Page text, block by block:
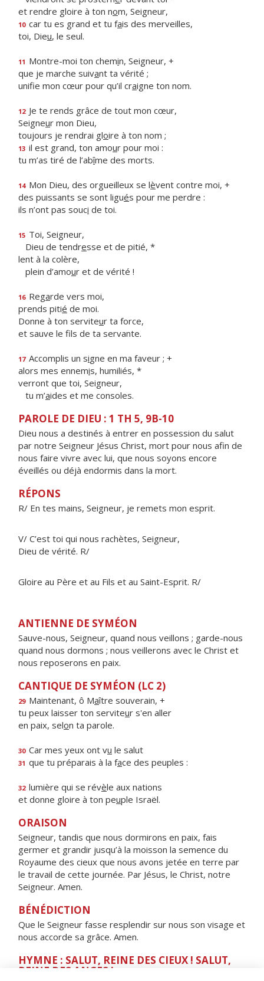
et rendre gloire à ton nom, Seigneur,
10 car tu es grand et tu fais des merveilles,
toi, Dieu, le seul.
11 Montre-moi ton chemin, Seigneur, +
que je marche suivant ta vérité ;
unifie mon cœur pour qu’il craigne ton nom.
12 Je te rends grâce de tout mon cœur,
Seigneur mon Dieu,
toujours je rendrai gloire à ton nom ;
13 il est grand, ton amour pour moi :
tu m’as tiré de l’abîme des morts.
14 Mon Dieu, des orgueilleux se lèvent contre moi, +
des puissants se sont ligués pour me perdre :
ils n’ont pas souci de toi.
15 Toi, Seigneur,
Dieu de tendresse et de pitié, *
lent à la colère,
plein d’amour et de vérité !
16 Regarde vers moi,
prends pitié de moi.
Donne à ton serviteur ta force,
et sauve le fls de ta servante.
17 Accomplis un signe en ma faveur ; +
alors mes ennemis, humiliés, *
verront que toi, Seigneur,
tu m’aides et me consoles.
PAROLE DE DIEU : 1 TH 5, 9B-10
Dieu nous a destinés à entrer en possession du salut
par notre Seigneur Jésus Christ, mort pour nous afin de
nous faire vivre avec lui, que nous soyons encore
éveillés ou déjà endormis dans la mort.
RÉPONS
R/ En tes mains, Seigneur, je remets mon esprit.
V/ C’est toi qui nous rachètes, Seigneur,
Dieu de vérité. R/
Gloire au Père et au Fils et au Saint-Esprit. R/
ANTIENNE DE SYMÉON
Sauve-nous, Seigneur, quand nous veillons ; garde-nous
quand nous dormons ; nous veillerons avec le Christ et
nous reposerons en paix.
CANTIQUE DE SYMÉON (LC 2)
29 Maintenant, ô Maître souverain, +
tu peux laisser ton serviteur s'en aller
en paix, selon ta parole.
30 Car mes yeux ont vu le salut
31 que tu préparais à la face des peuples :
32 lumière qui se révèle aux nations
et donne gloire à ton peuple Israël.
ORAISON
Seigneur, tandis que nous dormirons en paix, fais
germer et grandir jusqu’à la moisson la semence du
Royaume des cieux que nous avons jetée en terre par
le travail de cette journée. Par Jésus, le Christ, notre
Seigneur. Amen.
BÉNÉDICTION
Que le Seigneur fasse resplendir sur nous son visage et
nous accorde sa grâce. Amen.
HYMNE : SALUT, REINE DES CIEUX ! SALUT,
REINE DES ANGES !